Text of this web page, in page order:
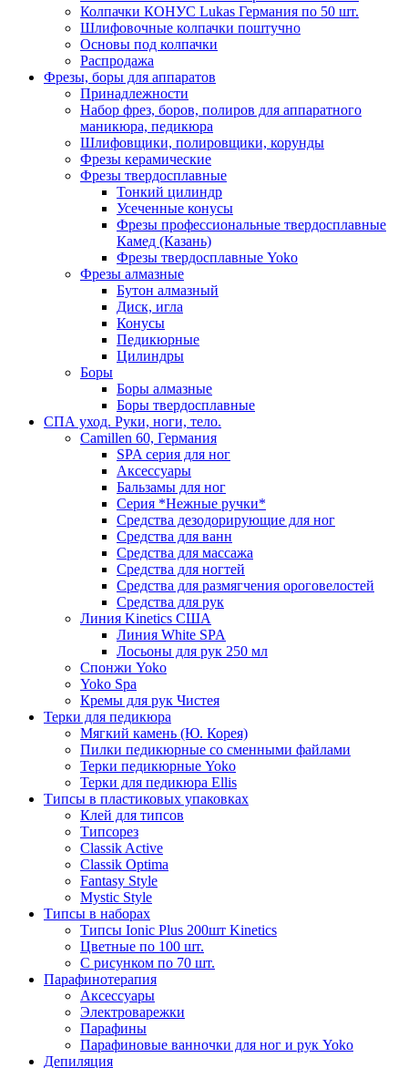
Колпачки КОНУС Lukas Германия по 50 шт.
Шлифовочные колпачки поштучно
Основы под колпачки
Распродажа
Фрезы, боры для аппаратов
Принадлежности
Набор фрез, боров, полиров для аппаратного
маникюра, педикюра
Шлифовщики, полировщики, корунды
Фрезы керамические
Фрезы твердосплавные
Тонкий цилиндр
Усеченные конусы
Фрезы профессиональные твердосплавные
Камед (Казань)
Фрезы твердосплавные Yoko
Фрезы алмазные
Бутон алмазный
Диск, игла
Конусы
Педикюрные
Цилиндры
Боры
Боры алмазные
Боры твердосплавные
СПА уход. Руки, ноги, тело.
Camillen 60, Германия
SPA серия для ног
Аксессуары
Бальзамы для ног
Серия *Нежные ручки*
Средства дезодорирующие для ног
Средства для ванн
Средства для массажа
Средства для ногтей
Средства для размягчения ороговелостей
Средства для рук
Линия Kinetics США
Линия White SPA
Лосьоны для рук 250 мл
Спонжи Yoko
Yoko Spa
Кремы для рук Чистея
Терки для педикюра
Мягкий камень (Ю. Корея)
Пилки педикюрные со сменными файлами
Терки педикюрные Yoko
Терки для педикюра Ellis
Типсы в пластиковых упаковках
Клей для типсов
Типсорез
Classik Active
Classik Optima
Fantasy Style
Mystic Style
Типсы в наборах
Типсы Ionic Plus 200шт Kinetics
Цветные по 100 шт.
С рисунком по 70 шт.
Парафинотерапия
Аксессуары
Электроварежки
Парафины
Парафиновые ванночки для ног и рук Yoko
Депиляция